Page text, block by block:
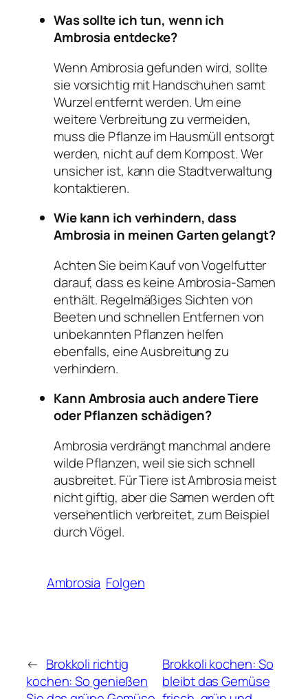
Was sollte ich tun, wenn ich
Ambrosia entdecke?
Wenn Ambrosia gefunden wird, sollte
sie vorsichtig mit Handschuhen samt
Wurzel entfernt werden. Um eine
weitere Verbreitung zu vermeiden,
muss die Pflanze im Hausmüll entsorgt
werden, nicht auf dem Kompost. Wer
unsicher ist, kann die Stadtverwaltung
kontaktieren.
Wie kann ich verhindern, dass
Ambrosia in meinen Garten gelangt?
Achten Sie beim Kauf von Vogelfutter
darauf, dass es keine Ambrosia-Samen
enthält. Regelmäßiges Sichten von
Beeten und schnellen Entfernen von
unbekannten Pflanzen helfen
ebenfalls, eine Ausbreitung zu
verhindern.
Kann Ambrosia auch andere Tiere
oder Pflanzen schädigen?
Ambrosia verdrängt manchmal andere
wilde Pflanzen, weil sie sich schnell
ausbreitet. Für Tiere ist Ambrosia meist
nicht giftig, aber die Samen werden oft
versehentlich verbreitet, zum Beispiel
durch Vögel.
Ambrosia Folgen
← Brokkoli richtig
kochen: So genießen
Brokkoli kochen: So
bleibt das Gemüse